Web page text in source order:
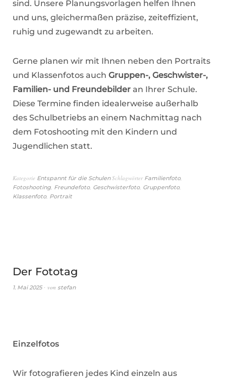
sind. Unsere Planungsvorlagen helfen Ihnen
und uns, gleichermaßen präzise, zeiteffizient,
ruhig und zugewandt zu arbeiten.
Gerne planen wir mit Ihnen neben den Portraits
und Klassenfotos auch Gruppen-, Geschwister-,
Familien- und Freundebilder an Ihrer Schule.
Diese Termine finden idealerweise außerhalb
des Schulbetriebs an einem Nachmittag nach
dem Fotoshooting mit den Kindern und
Jugendlichen statt.
Kategorie Entspannt für die Schulen Schlagwörter Familienfoto,
Fotoshooting, Freundefoto, Geschwisterfoto, Gruppenfoto,
Klassenfoto, Portrait
Der Fototag
1. Mai 2025 von stefan
Einzelfotos
Wir fotografieren jedes Kind einzeln aus